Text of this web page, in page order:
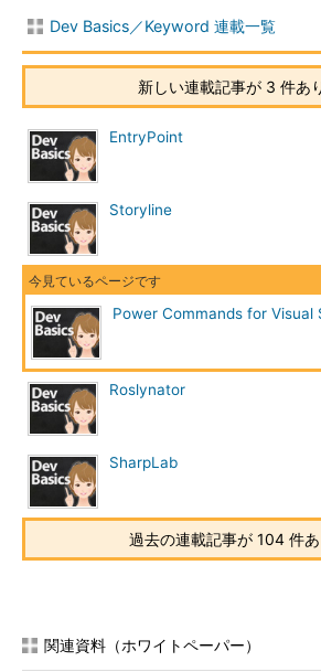
Dev Basics／Keyword 連載一覧
新しい連載記事が 3 件あ
EntryPoint
Storyline
Power Commands for Visual
Roslynator
SharpLab
過去の連載記事が 104 件
関連資料（ホワイトペーパー）